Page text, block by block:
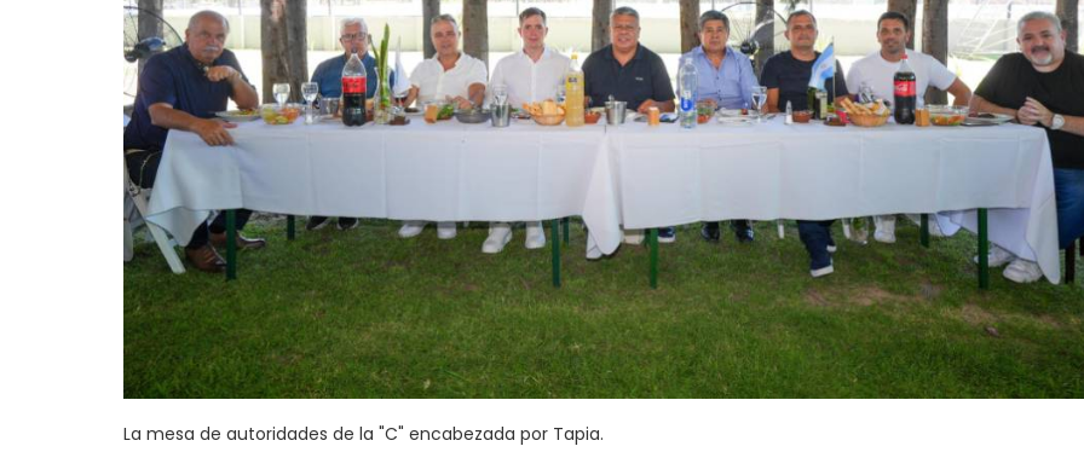
La mesa de autoridades de la "C" encabezada por Tapia.